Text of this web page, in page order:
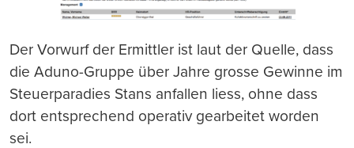
Der Vorwurf der Ermittler ist laut der Quelle, dass
die Aduno-Gruppe über Jahre grosse Gewinne im
Steuerparadies Stans anfallen liess, ohne dass
dort entsprechend operativ gearbeitet worden
sei.